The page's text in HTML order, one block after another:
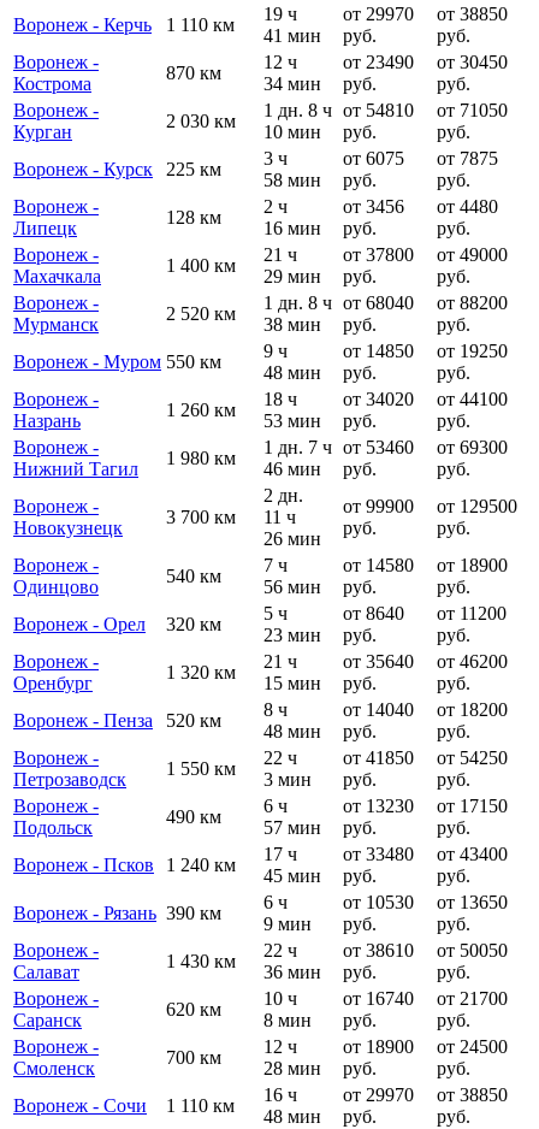
Воронеж - Керчь
1 110 км
19 ч
41 мин
от 29970
руб.
от 38850
руб.
Воронеж -
Кострома
870 км
12 ч
34 мин
от 23490
руб.
от 30450
руб.
Воронеж -
Курган
2 030 км
1 дн. 8 ч
10 мин
от 54810
руб.
от 71050
руб.
Воронеж - Курск
225 км
3 ч
58 мин
от 6075
руб.
от 7875
руб.
Воронеж -
Липецк
128 км
2 ч
16 мин
от 3456
руб.
от 4480
руб.
Воронеж -
Махачкала
1 400 км
21 ч
29 мин
от 37800
руб.
от 49000
руб.
Воронеж -
Мурманск
2 520 км
1 дн. 8 ч
38 мин
от 68040
руб.
от 88200
руб.
Воронеж - Муром 550 км
9 ч
48 мин
от 14850
руб.
от 19250
руб.
Воронеж -
Назрань
1 260 км
18 ч
53 мин
от 34020
руб.
от 44100
руб.
Воронеж -
Нижний Тагил
1 980 км
1 дн. 7 ч
46 мин
от 53460
руб.
от 69300
руб.
Воронеж -
Новокузнецк
3 700 км
2 дн.
11 ч
26 мин
от 99900
руб.
от 129500
руб.
Воронеж -
Одинцово
540 км
7 ч
56 мин
от 14580
руб.
от 18900
руб.
Воронеж - Орел
320 км
5 ч
23 мин
от 8640
руб.
от 11200
руб.
Воронеж -
Оренбург
1 320 км
21 ч
15 мин
от 35640
руб.
от 46200
руб.
Воронеж - Пенза
520 км
8 ч
48 мин
от 14040
руб.
от 18200
руб.
Воронеж -
Петрозаводск
1 550 км
22 ч
3 мин
от 41850
руб.
от 54250
руб.
Воронеж -
Подольск
490 км
6 ч
57 мин
от 13230
руб.
от 17150
руб.
Воронеж - Псков
1 240 км
17 ч
45 мин
от 33480
руб.
от 43400
руб.
Воронеж - Рязань 390 км
6 ч
9 мин
от 10530
руб.
от 13650
руб.
Воронеж -
Салават
1 430 км
22 ч
36 мин
от 38610
руб.
от 50050
руб.
Воронеж -
Саранск
620 км
10 ч
8 мин
от 16740
руб.
от 21700
руб.
Воронеж -
Смоленск
700 км
12 ч
28 мин
от 18900
руб.
от 24500
руб.
Воронеж - Сочи
1 110 км
16 ч
48 мин
от 29970
руб.
от 38850
руб.